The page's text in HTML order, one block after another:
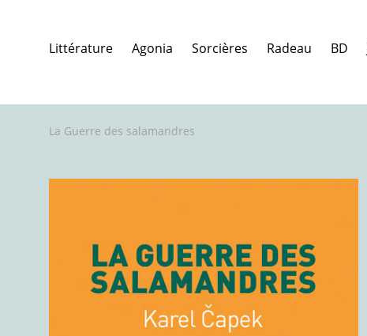
Littérature Agonia Sorcières Radeau BD
La Guerre des salamandres